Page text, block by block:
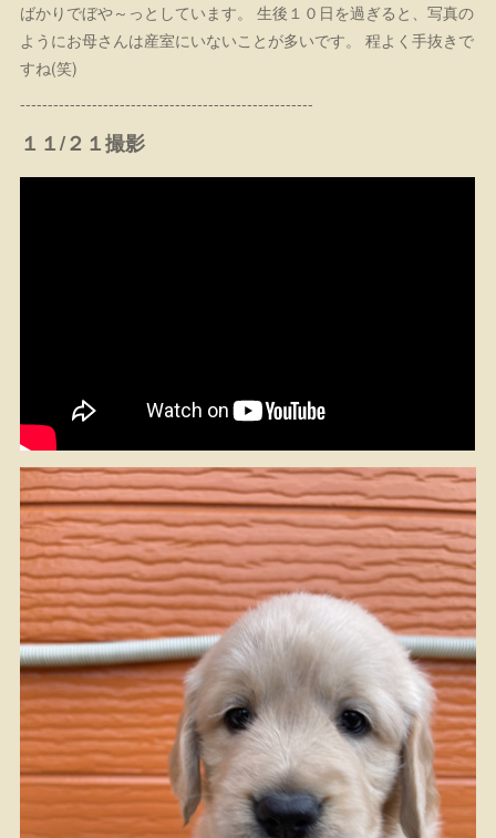
ばかりでぼや～っとしています。 生後１０日を過ぎると、写真の
ようにお母さんは産室にいないことが多いです。 程よく手抜きで
すね(笑)
-----------------------------------------------------
１１/２１撮影